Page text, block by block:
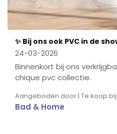
✨ Bij ons ook PVC in de
24-03-2026
Binnenkort bij ons
chique pvc collectie.
Aangeboden door | Te koop bij:
Bad & Home